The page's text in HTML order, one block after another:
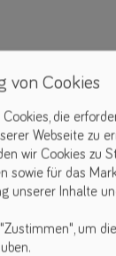
von Cookies
die
Webseite zu
wir Cookies zu
sowie für das
unserer Inhalte
um